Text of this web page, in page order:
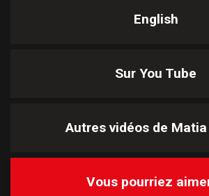
English
Sur You Tube
Autres vidéos de
Vous pourriez